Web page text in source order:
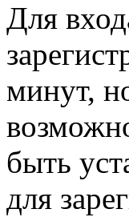
Для
минут,
быть
для